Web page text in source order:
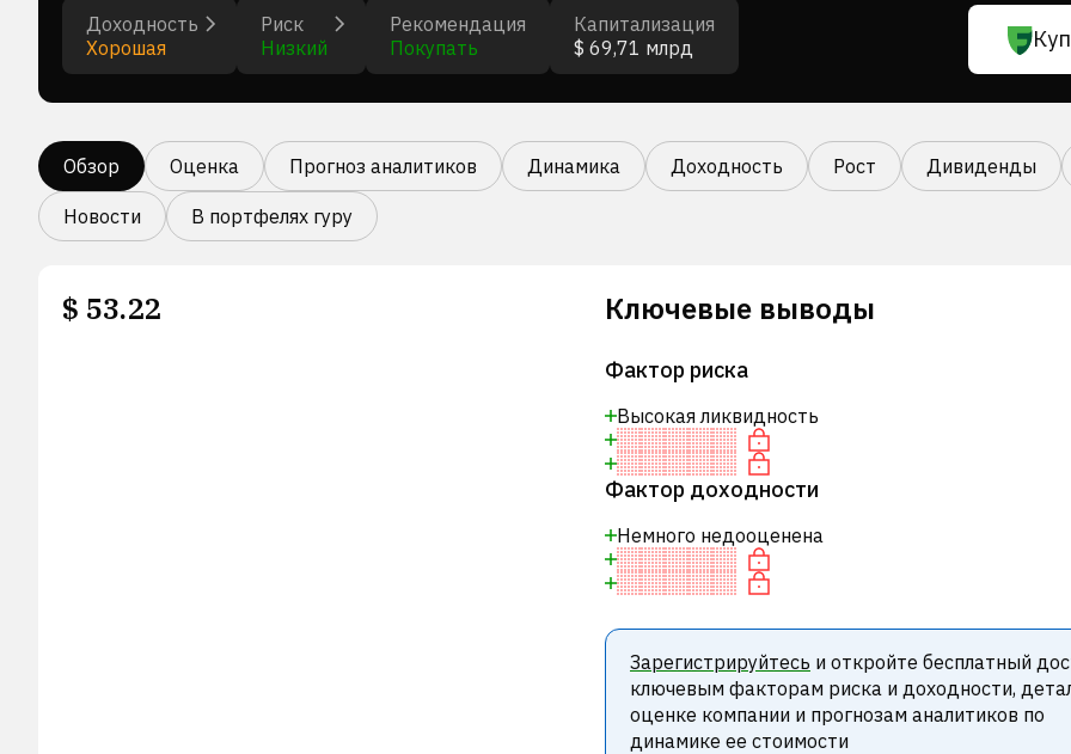
Доходность
Хорошая
Риск
Низкий
Рекомендация
Покупать
Капитализация
$ 69,71 млрд
Обзор Оценка Прогноз аналитиков Динамика Доходность Рост Дивиденды
Новости В портфелях гуру
$ 53.22 Ключевые выводы
Фактор риска
Высокая ликвидность
Фактор доходности
Немного недооценена
Зарегистрируйтесь и откройте бесплатный
ключевым факторам риска и доходности,
оценке компании и прогнозам аналитиков по
динамике ее стоимости